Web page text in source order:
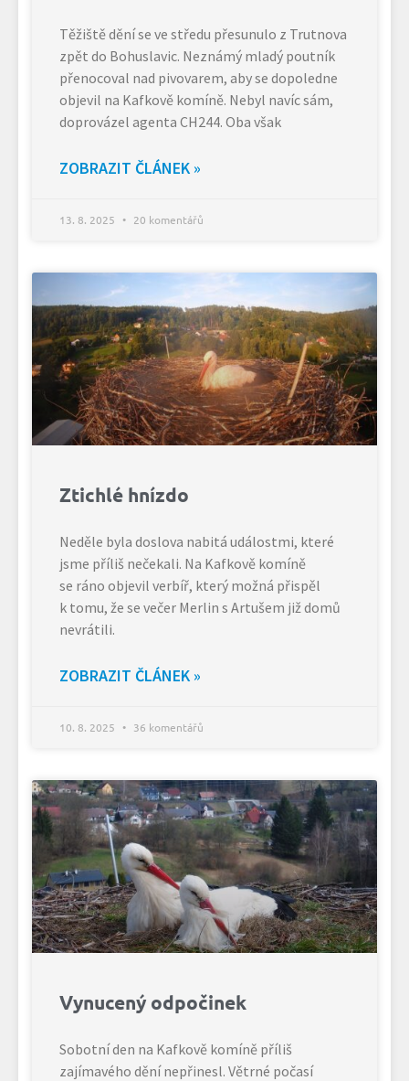
Těžiště dění se ve středu přesunulo z Trutnova
zpět do Bohuslavic. Neznámý mladý poutník
přenocoval nad pivovarem, aby se dopoledne
objevil na Kafkově komíně. Nebyl navíc sám,
doprovázel agenta CH244. Oba však
ZOBRAZIT ČLÁNEK »
13. 8. 2025 20 komentářů
Ztichlé hnízdo
Neděle byla doslova nabitá událostmi, které
jsme příliš nečekali. Na Kafkově komíně
se ráno objevil verbíř, který možná přispěl
k tomu, že se večer Merlin s Artušem již domů
nevrátili.
ZOBRAZIT ČLÁNEK »
10. 8. 2025 36 komentářů
Vynucený odpočinek
Sobotní den na Kafkově komíně příliš
zajímavého dění nepřinesl. Větrné počasí